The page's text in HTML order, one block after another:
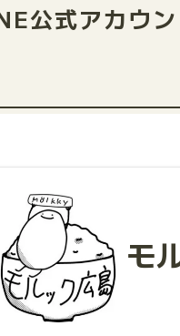
公式アカウン
モ